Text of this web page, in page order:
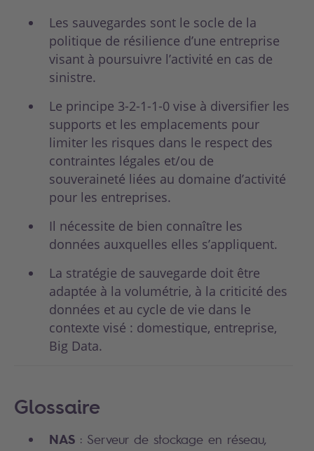
Les sauvegardes sont le socle de la
politique de résilience d’une entreprise
visant à poursuivre l’activité en cas de
sinistre.
Le principe 3-2-1-1-0 vise à diversifier les
supports et les emplacements pour
limiter les risques dans le respect des
contraintes légales et/ou de
souveraineté liées au domaine d’activité
pour les entreprises.
Il nécessite de bien connaître les
données auxquelles elles s’appliquent.
La stratégie de sauvegarde doit être
adaptée à la volumétrie, à la criticité des
données et au cycle de vie dans le
contexte visé : domestique, entreprise,
Big Data.
Glossaire
NAS : Serveur de stockage en réseau,